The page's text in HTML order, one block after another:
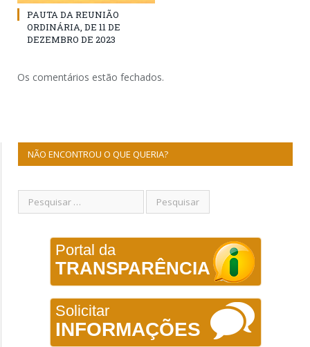
PAUTA DA REUNIÃO
ORDINÁRIA, DE 11 DE
DEZEMBRO DE 2023
Os comentários estão fechados.
NÃO ENCONTROU O QUE QUERIA?
Portal da
TRANSPARÊNCIA
Solicitar
INFORMAÇÕES